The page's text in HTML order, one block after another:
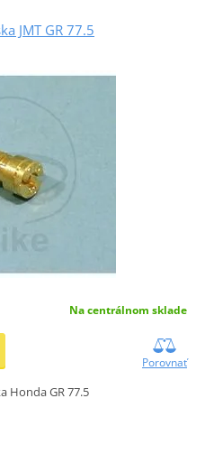
JMT GR 77.5
Na centrálnom sklade
Porovnať
Honda GR 77.5